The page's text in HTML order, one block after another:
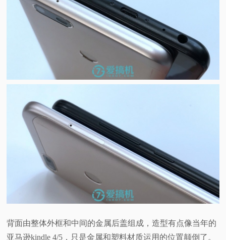
背面由整体外框和中间的金属后盖组成，造型有点像当年的
亚马逊kindle 4/5，只是金属和塑料材质运用的位置颠倒了。